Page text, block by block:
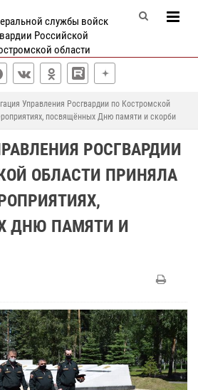
службы войск
Российской
области
Управления Росгвардии по Костромской
посвящённых Дню памяти и скорби
РОСГВАРДИИ
ОБЛАСТИ ПРИНЯЛА
ДНЮ ПАМЯТИ И